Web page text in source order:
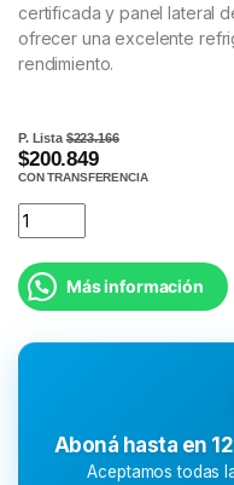
certificada y panel lateral
ofrecer una excelente
rendimiento.
P. Lista$223.166
$200.849
CON TRANSFERENCIA
Más información
Aboná hasta en
Aceptamos todas